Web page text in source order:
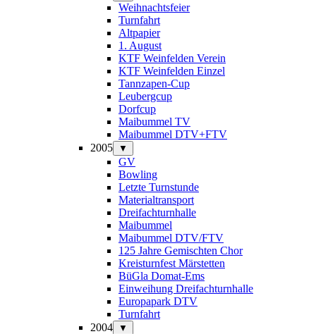
Weihnachtsfeier
Turnfahrt
Altpapier
1. August
KTF Weinfelden Verein
KTF Weinfelden Einzel
Tannzapen-Cup
Leubergcup
Dorfcup
Maibummel TV
Maibummel DTV+FTV
2005
▼
GV
Bowling
Letzte Turnstunde
Materialtransport
Dreifachturnhalle
Maibummel
Maibummel DTV/FTV
125 Jahre Gemischten Chor
Kreisturnfest Märstetten
BüGla Domat-Ems
Einweihung Dreifachturnhalle
Europapark DTV
Turnfahrt
2004
▼